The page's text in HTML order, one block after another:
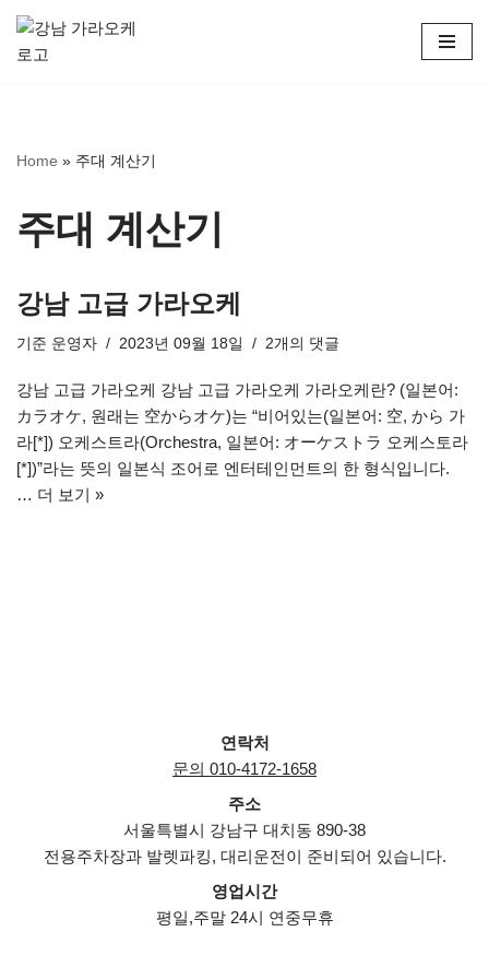
콘
건
뛰
Home » 주대 계산기
주대 계산기
강남 고급 가라오케
기준 운영자 2023년 09월 18일 2개의 댓글
강남 고급 가라오케 강남 고급 가라오케 가라오케란? (일본어:
カラオケ, 원래는 空からオケ)는 “비어있는(일본어: 空, から 가
라[*]) 오케스트라(Orchestra, 일본어: オーケストラ 오케스토라
[*])”라는 뜻의 일본식 조어로 엔터테인먼트의 한 형식입니다.
… 더 보기 »
연락처
문의 010-4172-1658
주소
서울특별시 강남구 대치동 890-38
전용주차장과 발렛파킹, 대리운전이 준비되어 있습니다.
영업시간
평일,주말 24시 연중무휴